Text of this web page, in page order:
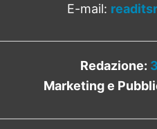
E-mail:
Redazione:
Marketing e